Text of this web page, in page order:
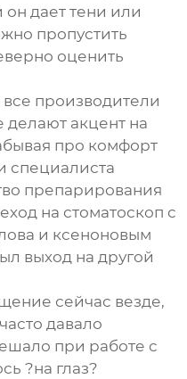
он дает тени или
пропустить
оценить
все производители
акцент на
про комфорт
специалиста
препарирования
на стоматоскоп с
и ксеноновым
выход на другой
сейчас везде,
давало
при работе с
?на глаз?